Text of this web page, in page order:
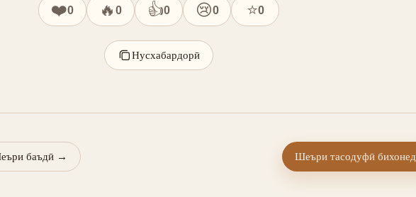
❤️0 🔥 0 👍0 😢0 ⭐0
Нусхабардорӣ
баъдӣ → Шеъри тасодуфӣ бихонед